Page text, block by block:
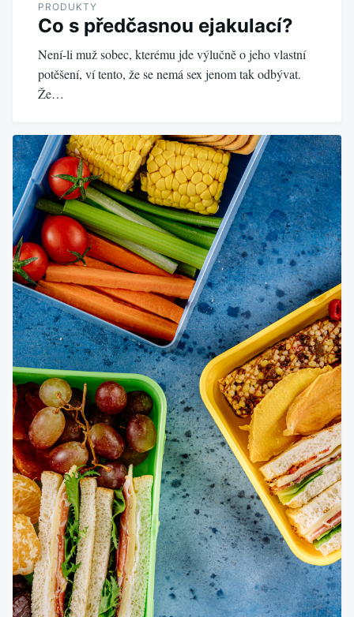
PRODUKTY
Co s předčasnou ejakulací?
Není-li muž sobec, kterému jde výlučně o jeho vlastní
potěšení, ví tento, že se nemá sex jenom tak odbývat.
Že…